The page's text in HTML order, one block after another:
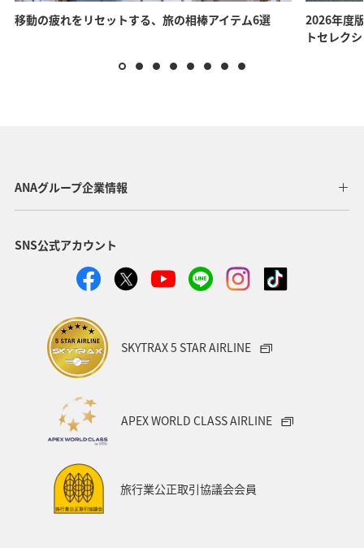
移動の疲れをリセットする、旅の相棒アイテム6選
2026年度
トセレク
ANAグループ企業情報
SNS公式アカウント
SKYTRAX 5 STAR AIRLINE
APEX WORLD CLASS AIRLINE
旅行業公正取引協議会会員